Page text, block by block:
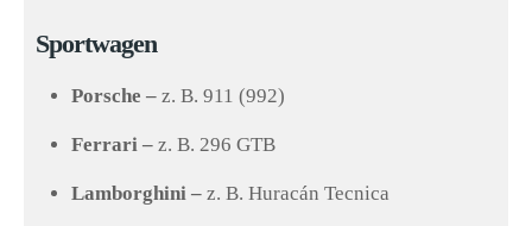
Sportwagen
Porsche – z. B. 911 (992)
Ferrari – z. B. 296 GTB
Lamborghini – z. B. Huracán Tecnica